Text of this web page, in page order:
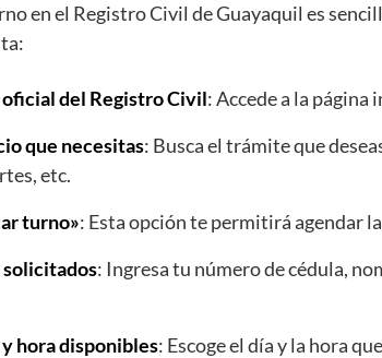
en el Registro Civil de Guayaquil es
del Registro Civil: Accede a la página
que necesitas: Busca el trámite que
etc.
turno»: Esta opción te permitirá agendar
: Ingresa tu número de cédula,
hora disponibles: Escoge el día y la hora